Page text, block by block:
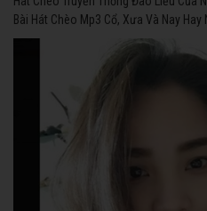
Bài Hát Chèo Mp3 Cổ, Xưa Và Nay Hay